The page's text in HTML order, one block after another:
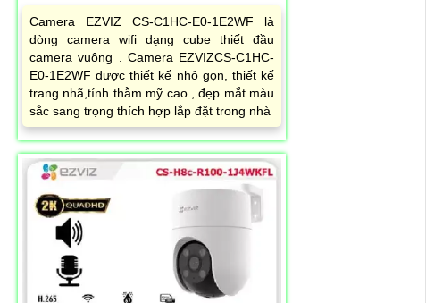
Camera EZVIZ CS-C1HC-E0-1E2WF là
dòng camera wifi dạng cube thiết đầu
camera vuông . Camera EZVIZCS-C1HC-
E0-1E2WF được thiết kế nhỏ gọn, thiết kế
trang nhã,tính thẫm mỹ cao , đẹp mắt màu
sắc sang trọng thích hợp lắp đặt trong nhà